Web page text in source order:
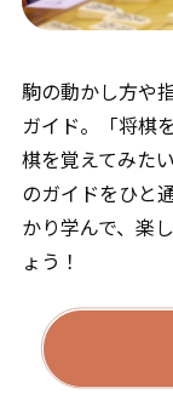
駒の動かし方や
ガイド。「将棋
棋を覚えてみた
のガイドをひと
かり学んで、楽
ょう！